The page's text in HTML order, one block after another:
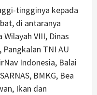
tingginya kepada
di antaranya
VIII, Dinas
TNI AU
Indonesia, Balai
BMKG, Bea
Ikan dan